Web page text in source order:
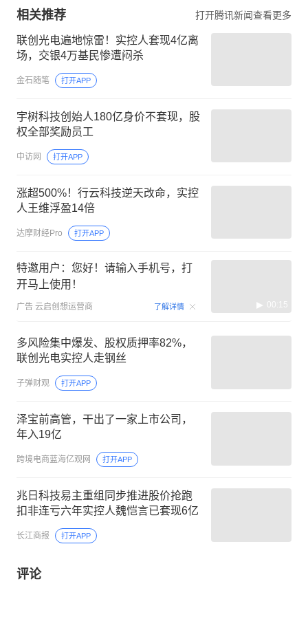
相关推荐 打开腾讯新闻查看更多
联创光电遍地惊雷！实控人套现4亿离
场，交银4万基民惨遭闷杀
金石随笔 打开APP
宇树科技创始人180亿身价不套现，股
权全部奖励员工
中访网 打开APP
涨超500%！行云科技逆天改命，实控
人王维浮盈14倍
达摩财经Pro 打开APP
特邀用户：您好！请输入手机号，打
开马上使用！
广告 云启创想运营商 了解详情 00:15
多风险集中爆发、股权质押率82%，
联创光电实控人走钢丝
子弹财观 打开APP
泽宝前高管，干出了一家上市公司，
年入19亿
跨境电商蓝海亿观网 打开APP
兆日科技易主重组同步推进股价抢跑
扣非连亏六年实控人魏恺言已套现6亿
长江商报 打开APP
评论